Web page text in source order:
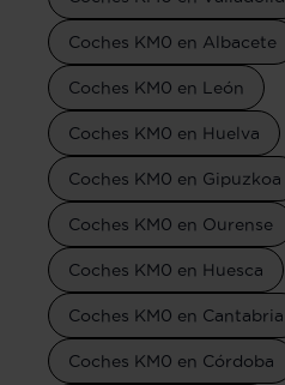
Coches KM0 en Albacete
Coches KM0 en León
Coches KM0 en Huelva
Coches KM0 en Gipuzkoa
Coches KM0 en Ourense
Coches KM0 en Huesca
Coches KM0 en Cantabria
Coches KM0 en Córdoba